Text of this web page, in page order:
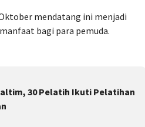
mendatang ini menjadi
bagi para pemuda.
30 Pelatih Ikuti Pelatihan